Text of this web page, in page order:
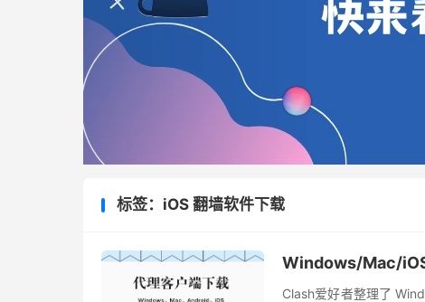
标签：iOS 翻墙软件下载
Windows/Mac/
Clash爱好者整理了